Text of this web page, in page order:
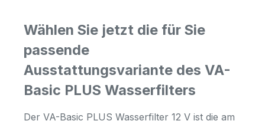
Wählen Sie jetzt die für Sie
passende
Ausstattungsvariante des VA-
Basic PLUS Wasserfilters
Der VA-Basic PLUS Wasserfilter 12 V ist die am